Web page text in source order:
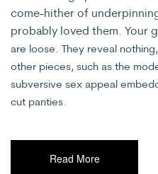
come-hither of
probably loved them. Your
are loose. They reveal
other pieces, such as the
subversive sex appeal
cut panties.
Read More